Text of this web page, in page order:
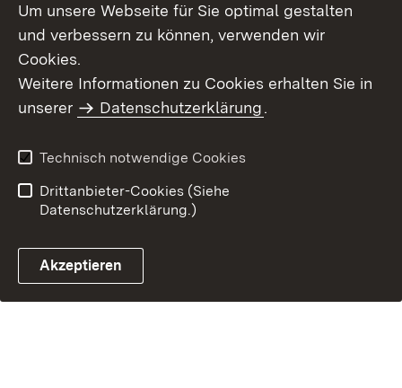
Um unsere Webseite für Sie optimal gestalten
und verbessern zu können, verwenden wir
Cookies.
Weitere Informationen zu Cookies erhalten Sie in
unserer
Datenschutzerklärung.
Technisch notwendige Cookies
Drittanbieter-Cookies (Siehe
Datenschutzerklärung.)
Akzeptieren